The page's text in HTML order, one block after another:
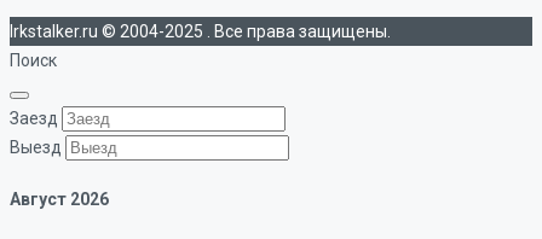
Irkstalker.ru © 2004-2025 . Все права защищены.
Поиск
Заезд
Выезд
Август 2026